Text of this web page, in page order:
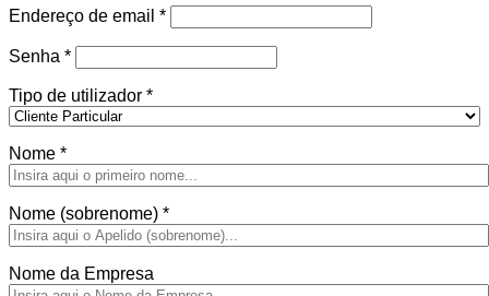
Endereço de email *Obrigatório
Senha *Obrigatório
Tipo de utilizador *
Nome *
Nome (sobrenome) *
Nome da Empresa